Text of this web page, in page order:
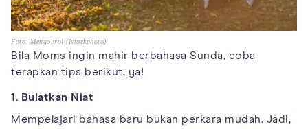
Foto: Mengobrol (Istockphoto)
Bila Moms ingin mahir berbahasa Sunda, coba
terapkan tips berikut, ya!
1. Bulatkan Niat
Mempelajari bahasa baru bukan perkara mudah. Jadi,